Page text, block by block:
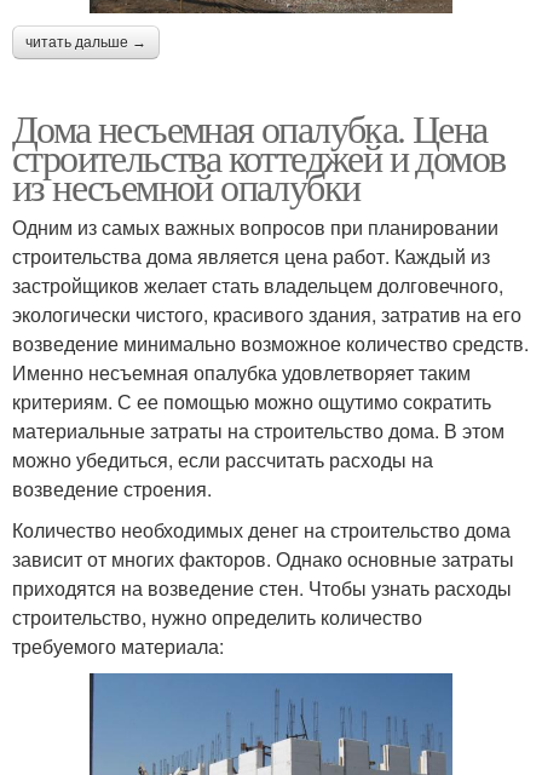
читать дальше →
Дома несъемная опалубка. Цена
строительства коттеджей и домов
из несъемной опалубки
Одним из самых важных вопросов при планировании
строительства дома является цена работ. Каждый из
застройщиков желает стать владельцем долговечного,
экологически чистого, красивого здания, затратив на его
возведение минимально возможное количество средств.
Именно несъемная опалубка удовлетворяет таким
критериям. С ее помощью можно ощутимо сократить
материальные затраты на строительство дома. В этом
можно убедиться, если рассчитать расходы на
возведение строения.
Количество необходимых денег на строительство дома
зависит от многих факторов. Однако основные затраты
приходятся на возведение стен. Чтобы узнать расходы
строительство, нужно определить количество
требуемого материала: